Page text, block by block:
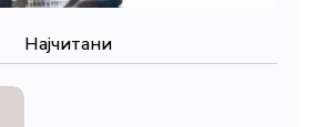
Најчитани